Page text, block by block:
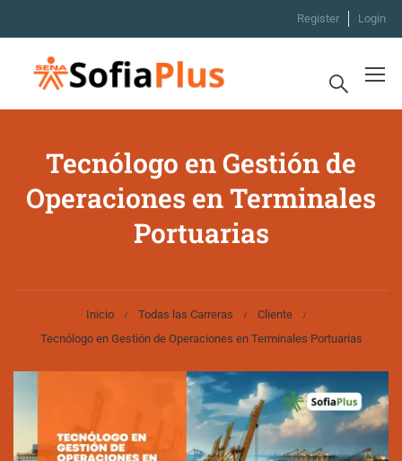
Register Login
Tecnólogo en Gestión de
Operaciones en Terminales
Portuarias
Inicio Todas las Carreras
Cliente
Tecnólogo en Gestión de Operaciones en Terminales Portuarias